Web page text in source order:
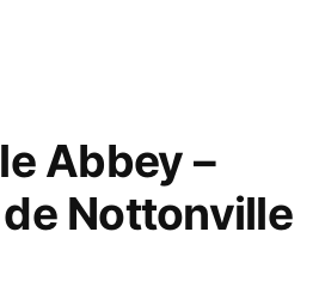
Abbey –
de Nottonville